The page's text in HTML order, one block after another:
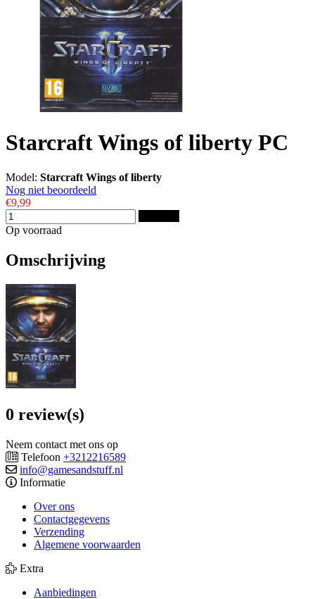
Starcraft Wings of liberty PC
Model: Starcraft Wings of liberty
Nog niet beoordeeld
€9,99
Op voorraad
Omschrijving
0 review(s)
Neem contact met ons op
Telefoon +3212216589
info@gamesandstuff.nl
Informatie
Over ons
Contactgegevens
Verzending
Algemene voorwaarden
Extra
Aanbiedingen